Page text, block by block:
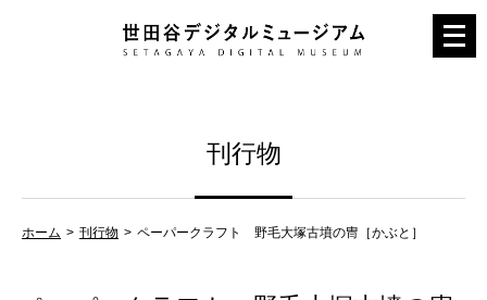
メ
ニ
刊行物
ホーム 刊行物 ペーパークラフト 野毛大塚古墳の冑［かぶと］